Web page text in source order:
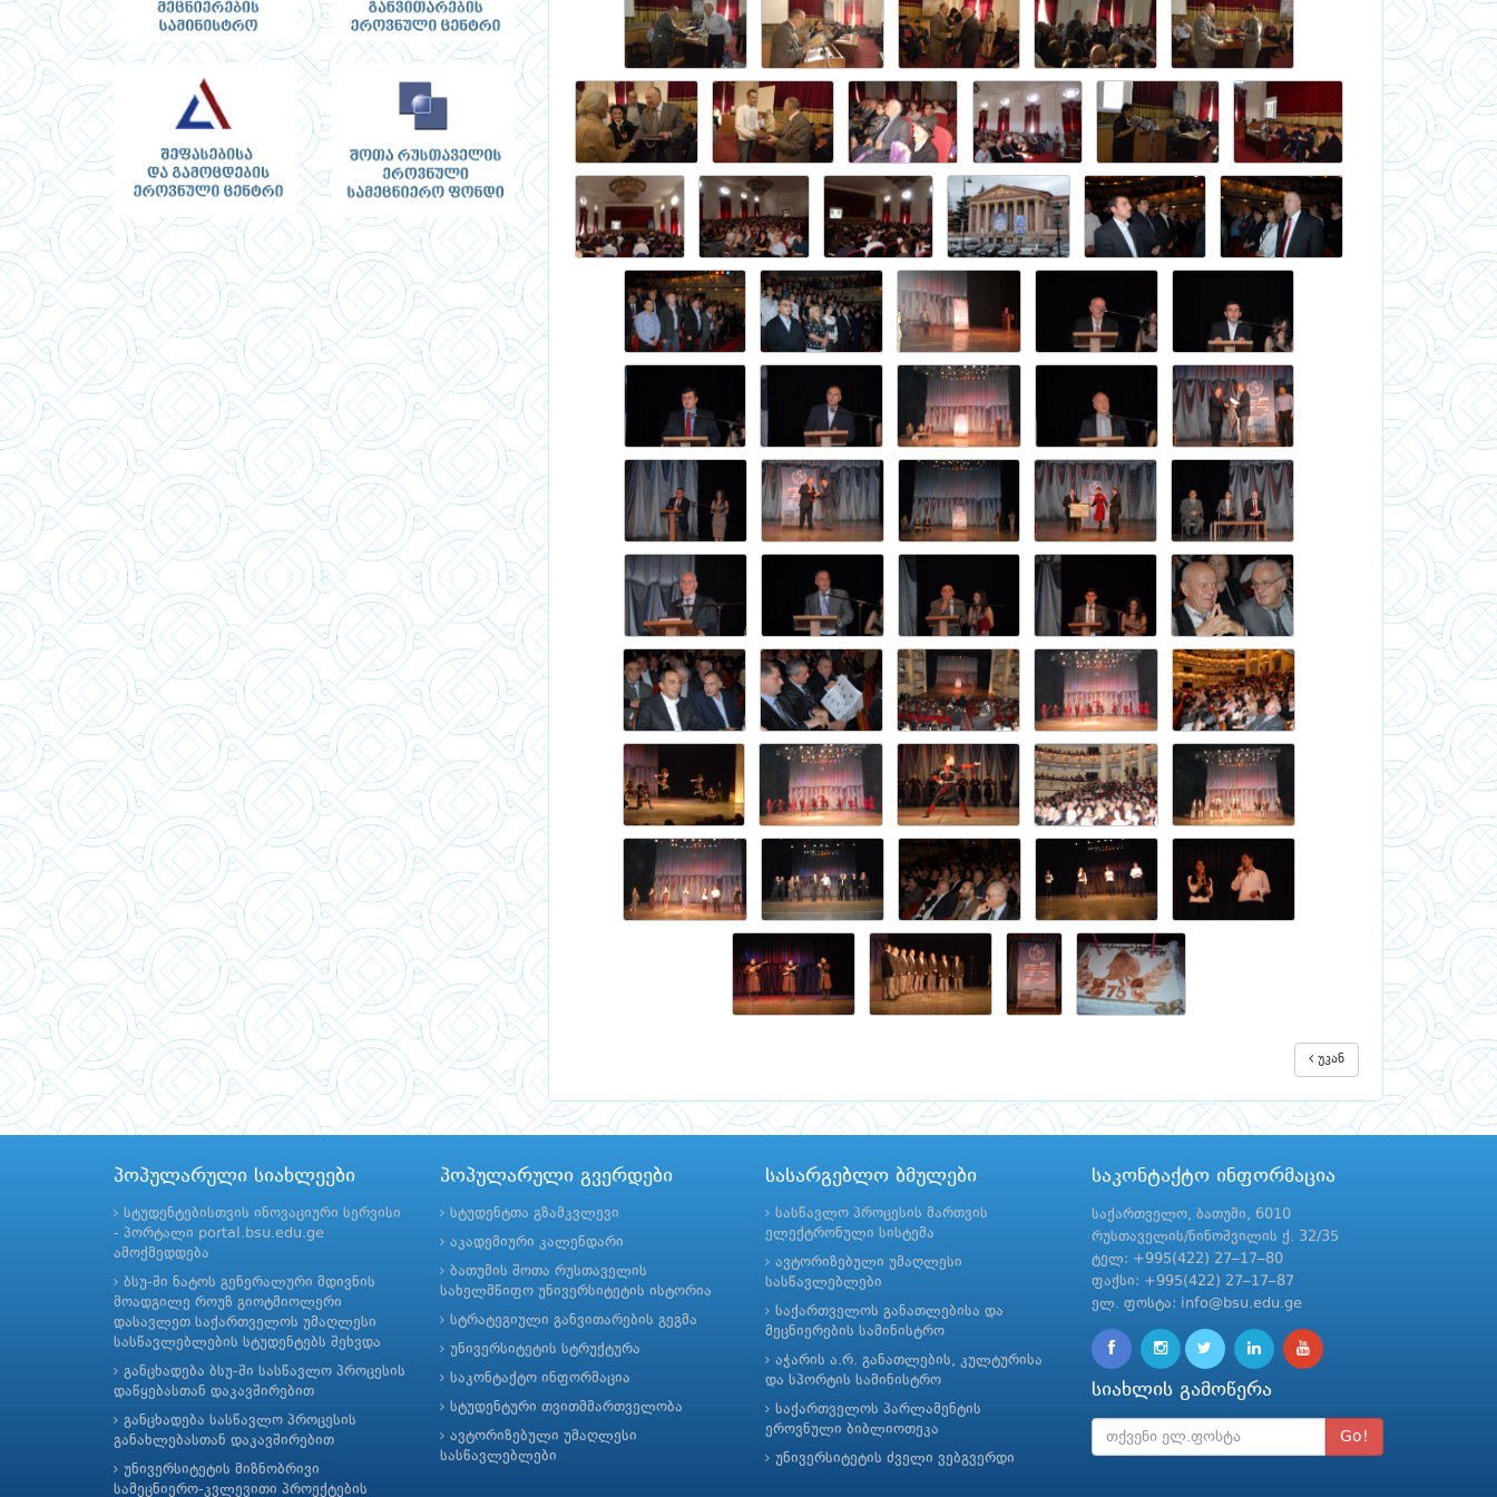
უკან
პოპულარული სიახლეები
სტუდენტებისთვის ინოვაციური სერვისი
- პორტალი portal.bsu.edu.ge
ამოქმედდება
ბსუ-ში ნატოს გენერალური მდივნის
მოადგილე როუზ გიოტმიოლერი
დასავლეთ საქართველოს უმაღლესი
სასწავლებლების სტუდენტებს შეხვდა
განცხადება ბსუ-ში სასწავლო პროცესის
დაწყებასთან დაკავშირებით
განცხადება სასწავლო პროცესის
განახლებასთან დაკავშირებით
უნივერსიტეტის მიზნობრივი
სამეცნიერო-კვლევითი პროექტების
პოპულარული გვერდები
სტუდენტთა გზამკვლევი
აკადემიური კალენდარი
ბათუმის შოთა რუსთაველის
სახელმწიფო უნივერსიტეტის ისტორია
სტრატეგიული განვითარების გეგმა
უნივერსიტეტის სტრუქტურა
საკონტაქტო ინფორმაცია
სტუდენტური თვითმმართველობა
ავტორიზებული უმაღლესი
სასწავლებლები
სასარგებლო ბმულები
სასწავლო პროცესის მართვის
ელექტრონული სისტემა
ავტორიზებული უმაღლესი
სასწავლებლები
საქართველოს განათლებისა და
მეცნიერების სამინისტრო
აჭარის ა.რ. განათლების, კულტურისა
და სპორტის სამინისტრო
საქართველოს პარლამენტის
ეროვნული ბიბლიოთეკა
უნივერსიტეტის ძველი ვებგვერდი
საკონტაქტო ინფორმაცია
საქართველო, ბათუმი, 6010
რუსთაველის/ნინოშვილის ქ. 32/35
ტელ: +995(422) 27–17–80
ფაქსი: +995(422) 27–17–87
ელ. ფოსტა: info@bsu.edu.ge
სიახლის გამოწერა
Go!